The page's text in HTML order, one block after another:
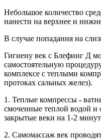
Небольшое количество
нанести на верхнее и
В случае попадания на
Гигиену век с Блефинг Д
самостоятельную
комплексе с теплыми
протоках сальных желез).
1. Теплые компрессы -
смоченные теплой водой и
закрытые веки на 1-2
2. Самомассаж век